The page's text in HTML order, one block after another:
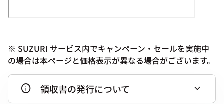
※ SUZURI サービス内でキャンペーン・セールを実施中
の場合は本ページと価格表示が異なる場合がございます。
info 領収書の発行について expand_more